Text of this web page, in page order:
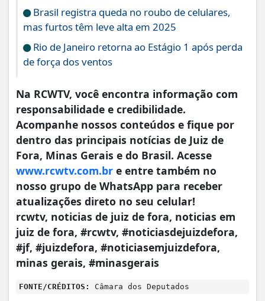
Brasil registra queda no roubo de celulares,
mas furtos têm leve alta em 2025
Rio de Janeiro retorna ao Estágio 1 após perda
de força dos ventos
Na RCWTV, você encontra informação com
responsabilidade e credibilidade.
Acompanhe nossos conteúdos e fique por
dentro das principais notícias de Juiz de
Fora, Minas Gerais e do Brasil. Acesse
www.rcwtv.com.br e entre também no
nosso grupo de WhatsApp para receber
atualizações direto no seu celular!
rcwtv, noticias de juiz de fora, noticias em
juiz de fora, #rcwtv, #noticiasdejuizdefora,
#jf, #juizdefora, #noticiasemjuizdefora,
minas gerais, #minasgerais
FONTE/CRÉDITOS: Câmara dos Deputados